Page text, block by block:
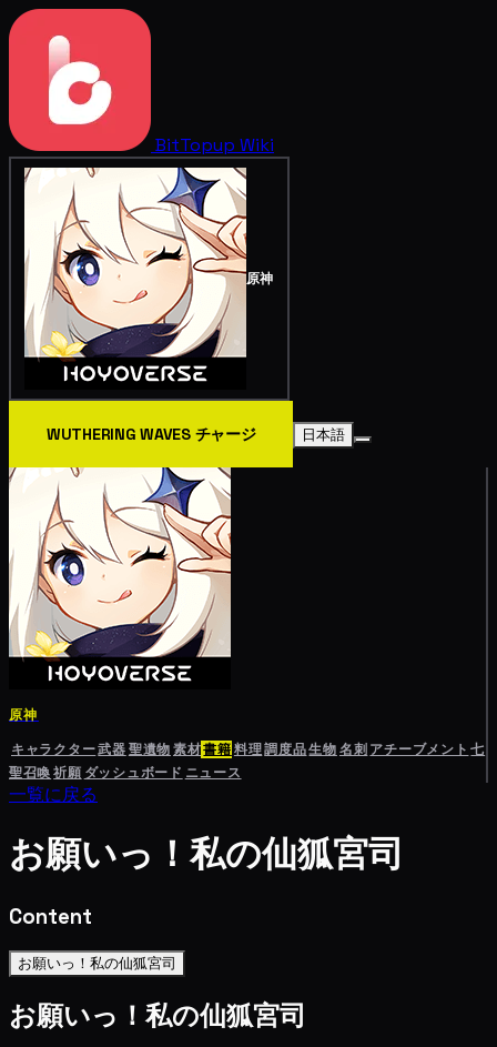
BitTopup Wiki
原神
WUTHERING WAVES チャージ 日本語
原神
キャラクター武器聖遺物素材書籍料理調度品生物名刺 アチーブメント 七
聖召喚祈願 ダッシュボード ニュース
一覧に戻る
お願いっ！私の仙狐宮司
Content
お願いっ！私の仙狐宮司
お願いっ！私の仙狐宮司